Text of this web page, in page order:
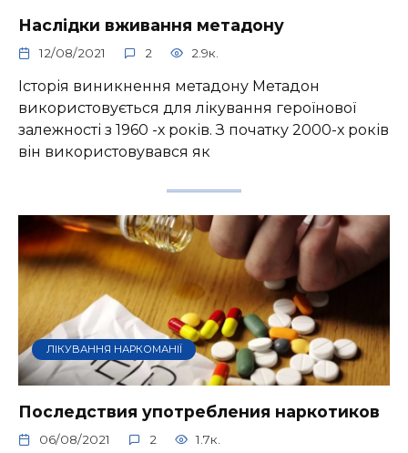
Наслідки вживання метадону
12/08/2021 2 2.9к.
Історія виникнення метадону Метадон
використовується для лікування героїнової
залежності з 1960 -х років. З початку 2000-х років
він використовувався як
ЛІКУВАННЯ НАРКОМАНІЇ
Последствия употребления наркотиков
06/08/2021 2 1.7к.